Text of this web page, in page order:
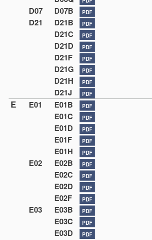
D07 D07B PDF
D21 D21B PDF
D21C PDF
D21D PDF
D21F PDF
D21G PDF
D21H PDF
D21J PDF
E E01 E01B PDF
E01C PDF
E01D PDF
E01F PDF
E01H PDF
E02 E02B PDF
E02C PDF
E02D PDF
E02F PDF
E03 E03B PDF
E03C PDF
E03D PDF